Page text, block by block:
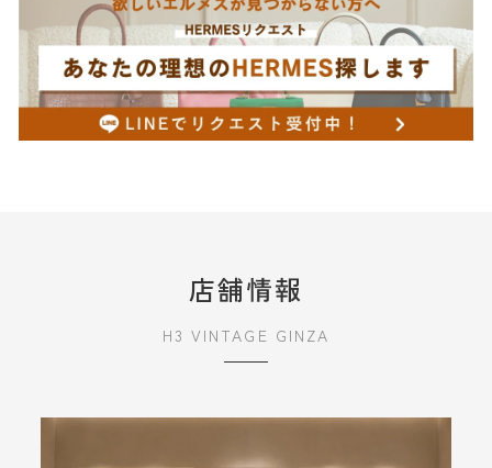
店舗情報
H3 VINTAGE GINZA